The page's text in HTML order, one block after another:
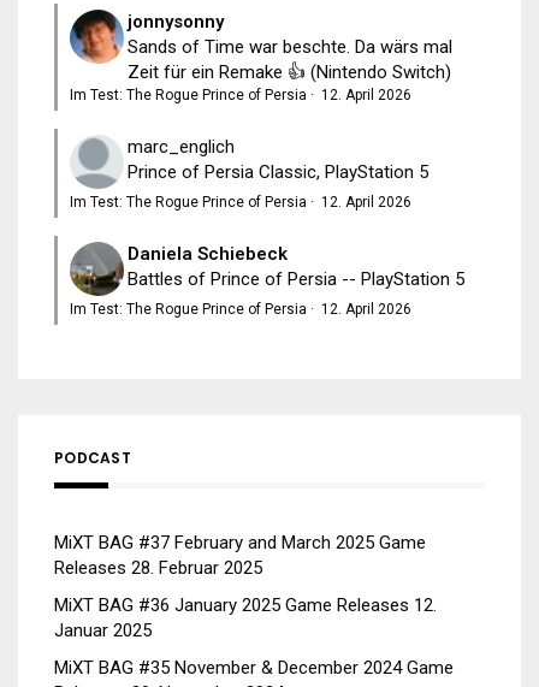
jonnysonny
Sands of Time war beschte. Da wärs mal
Zeit für ein Remake 👍 (Nintendo Switch)
Im Test: The Rogue Prince of Persia · 12. April 2026
marc_englich
Prince of Persia Classic, PlayStation 5
Im Test: The Rogue Prince of Persia · 12. April 2026
Daniela Schiebeck
Battles of Prince of Persia -- PlayStation 5
Im Test: The Rogue Prince of Persia · 12. April 2026
PODCAST
MiXT BAG #37 February and March 2025 Game
Releases 28. Februar 2025
MiXT BAG #36 January 2025 Game Releases 12.
Januar 2025
MiXT BAG #35 November & December 2024 Game